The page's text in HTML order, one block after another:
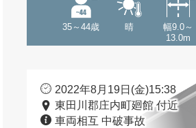
35～44歳 晴
幅9.0～
13.0m
2022年8月19日(金)15:38
東田川郡庄内町廻館 付近
車両相互 中破事故